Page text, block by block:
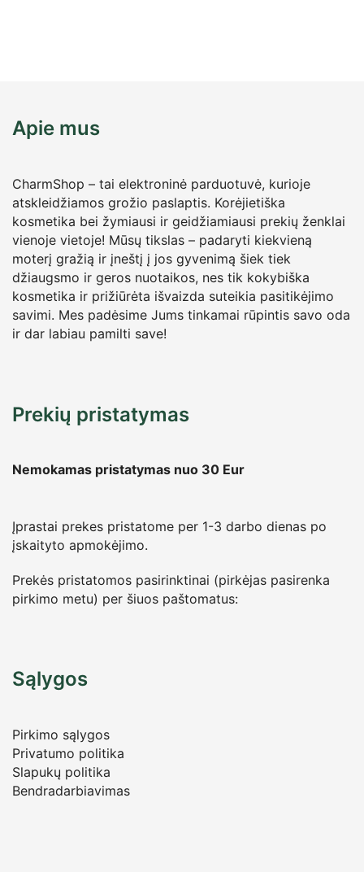
Apie mus
CharmShop – tai elektroninė parduotuvė, kurioje
atskleidžiamos grožio paslaptis. Korėjietiška
kosmetika bei žymiausi ir geidžiamiausi prekių ženklai
vienoje vietoje! Mūsų tikslas – padaryti kiekvieną
moterį gražią ir įneštį į jos gyvenimą šiek tiek
džiaugsmo ir geros nuotaikos, nes tik kokybiška
kosmetika ir prižiūrėta išvaizda suteikia pasitikėjimo
savimi. Mes padėsime Jums tinkamai rūpintis savo oda
ir dar labiau pamilti save!
Prekių pristatymas
Nemokamas pristatymas nuo 30 Eur
Įprastai prekes pristatome per 1-3 darbo dienas po
įskaityto apmokėjimo.
Prekės pristatomos pasirinktinai (pirkėjas pasirenka
pirkimo metu) per šiuos paštomatus:
Sąlygos
Pirkimo sąlygos
Privatumo politika
Slapukų politika
Bendradarbiavimas